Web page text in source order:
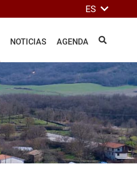
ES
NOTICIAS AGENDA BUSCAR